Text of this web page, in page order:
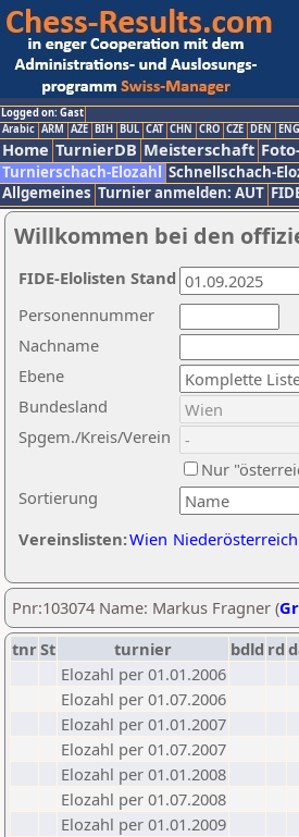
Logged on: Gast
Arabic ARM AZE BIH BUL CAT CHN CRO CZE DEN ENG
Home TurnierDB Meisterschaft
Turnierschach-Elozahl Schnellschach-
Allgemeines Turnier anmelden: AUT
Willkommen bei den
Nachname
Ebene
Sortierung
Personennummer
Bundesland
Spgem./Kreis/Verein
Nur
Vereinslisten:Wien Niederösterreich
FIDE-Elolisten Stand
Pnr:103074 Name: Markus Fragner (
tnrSt turnier bdld rd
Elozahl per 01.01.2006
Elozahl per 01.07.2006
Elozahl per 01.01.2007
Elozahl per 01.07.2007
Elozahl per 01.01.2008
Elozahl per 01.07.2008
Elozahl per 01.01.2009